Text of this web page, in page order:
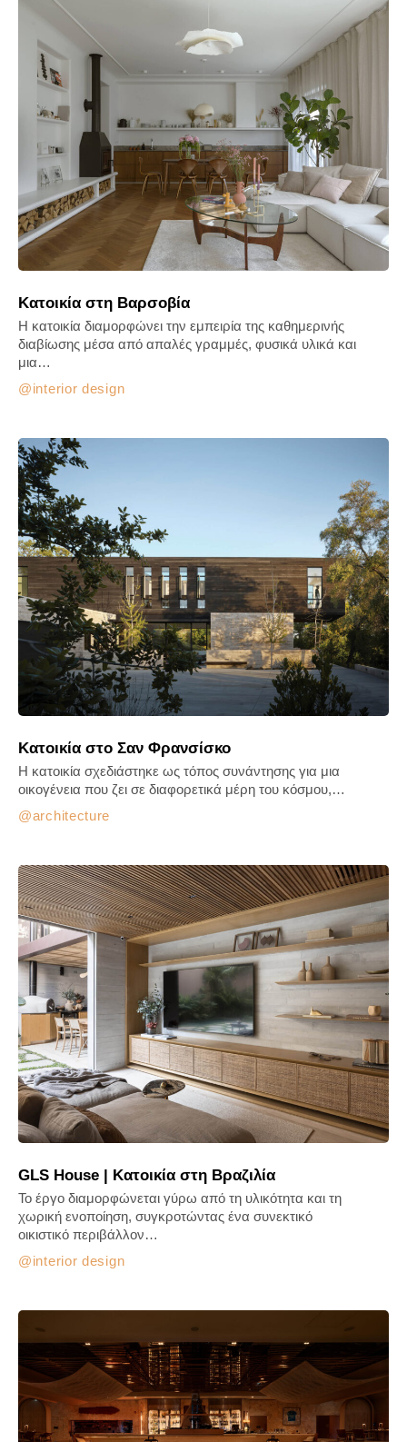
Κατοικία στη Βαρσοβία
interior design
Η κατοικία διαμορφώνει την εμπειρία της καθημερινής
διαβίωσης μέσα από απαλές γραμμές, φυσικά υλικά και
μια…
Κατοικία στο Σαν Φρανσίσκο
architecture
Η κατοικία σχεδιάστηκε ως τόπος συνάντησης για μια
οικογένεια που ζει σε διαφορετικά μέρη του κόσμου,…
GLS House | Κατοικία στη Βραζιλία
interior design
Το έργο διαμορφώνεται γύρω από τη υλικότητα και τη
χωρική ενοποίηση, συγκροτώντας ένα συνεκτικό
οικιστικό περιβάλλον…